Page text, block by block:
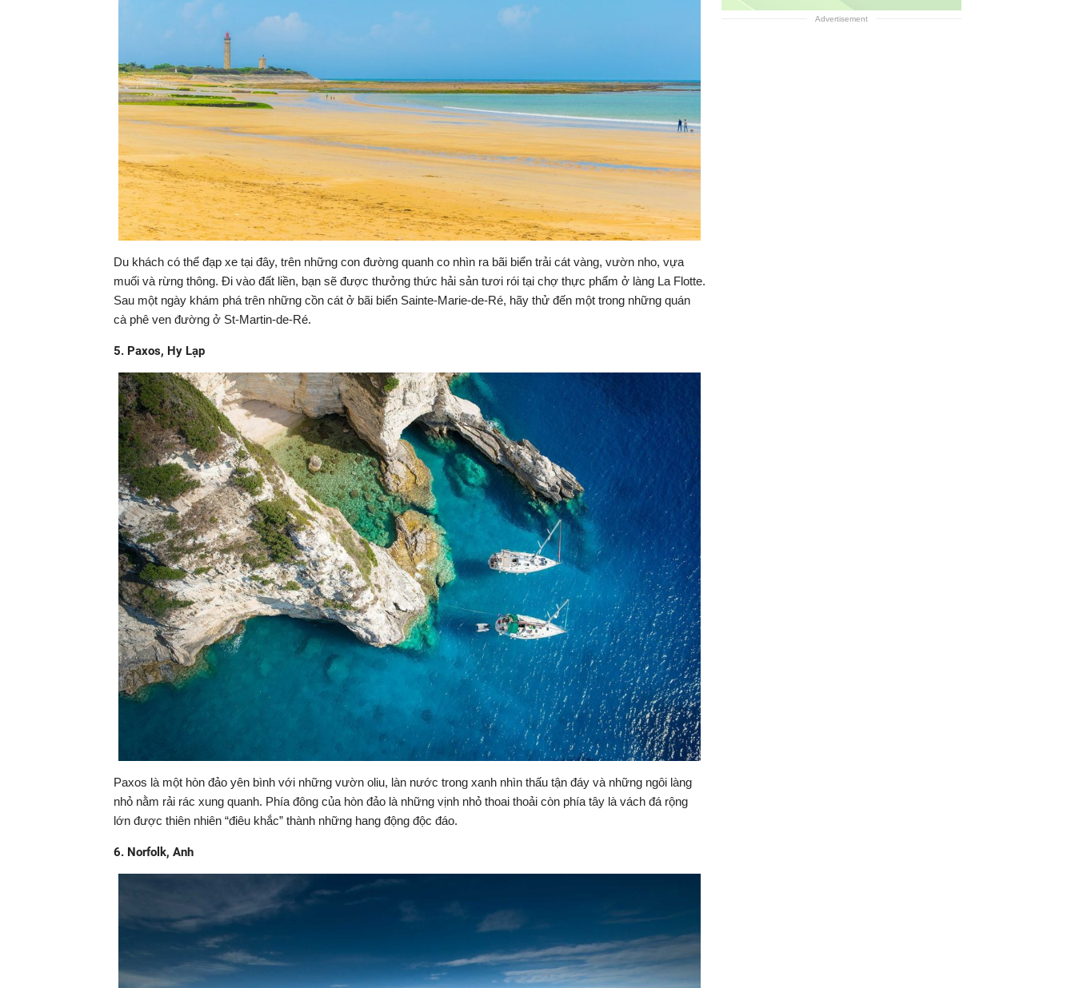
Du khách có thể đạp xe tại đây, trên những con đường quanh co nhìn ra bãi biển trải cát vàng, vườn nho, vựa
muối và rừng thông. Đi vào đất liền, bạn sẽ được thưởng thức hải sản tươi rói tại chợ thực phẩm ở làng La Flotte.
Sau một ngày khám phá trên những cồn cát ở bãi biển Sainte-Marie-de-Ré, hãy thử đến một trong những quán
cà phê ven đường ở St-Martin-de-Ré.
5. Paxos, Hy Lạp
Paxos là một hòn đảo yên bình với những vườn oliu, làn nước trong xanh nhìn thấu tận đáy và những ngôi làng
nhỏ nằm rải rác xung quanh. Phía đông của hòn đảo là những vịnh nhỏ thoai thoải còn phía tây là vách đá rộng
lớn được thiên nhiên “điêu khắc” thành những hang động độc đáo.
6. Norfolk, Anh
Advertisement